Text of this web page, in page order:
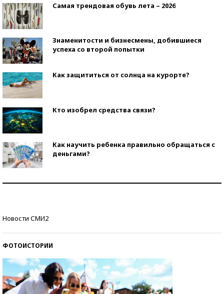
Самая трендовая обувь лета – 2026
Знаменитости и бизнесмены, добившиеся
успеха со второй попытки
Как защититься от солнца на курорте?
Кто изобрел средства связи?
Как научить ребенка правильно обращаться с
деньгами?
Новости СМИ2
ФОТОИСТОРИИ